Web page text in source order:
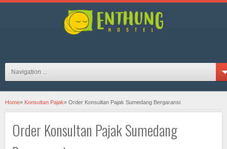
Navigation ...
Home» Konsultan Pajak» Order Konsultan Pajak Sumedang Bergaransi
Order Konsultan Pajak Sumedang